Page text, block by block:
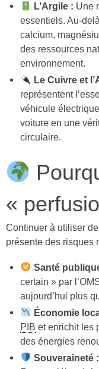
L’Argile : Une
essentiels. Au-
calcium,
des ressources
environnement.
Le Cuivre et
représentent
véhicule
voiture en une
circulaire.
«
Continuer à utiliser
présente des risques
Santé
certain » par
aujourd’hui plus
Économie
PIB et enrichit les
des énergies
Souveraineté :